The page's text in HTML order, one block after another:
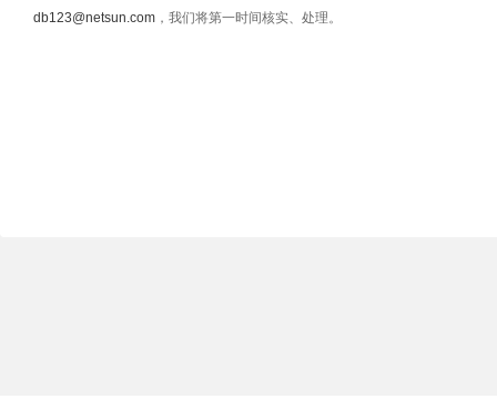
db123@netsun.com ，我们将第一时间核实、处理。